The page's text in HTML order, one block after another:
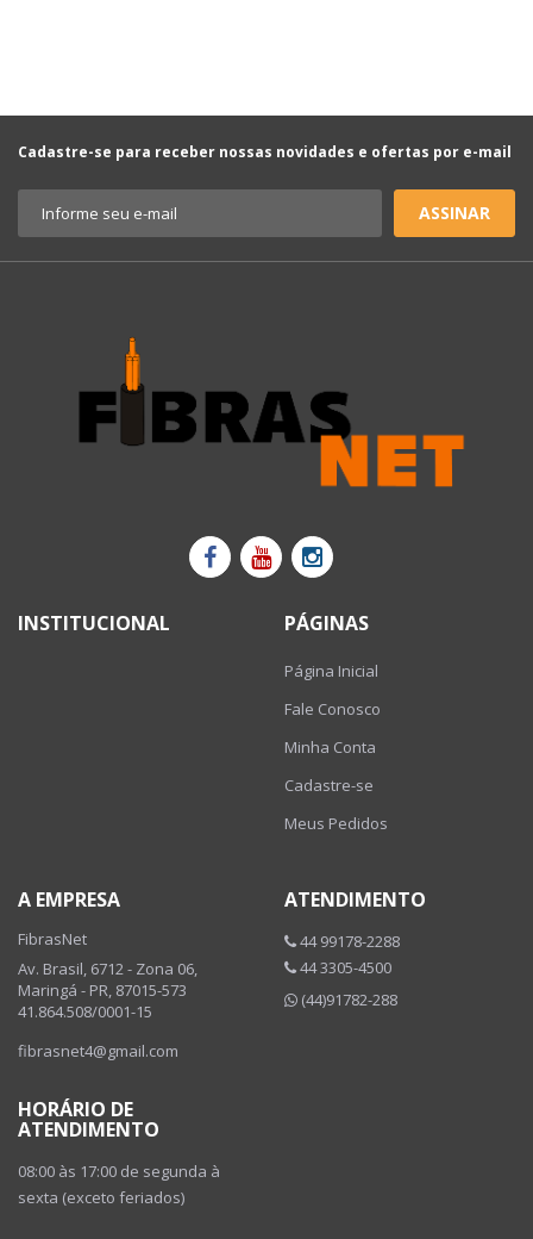
Cadastre-se para receber nossas novidades e ofertas por e-mail
ASSINAR
INSTITUCIONAL PÁGINAS
Página Inicial
Fale Conosco
Minha Conta
Cadastre-se
Meus Pedidos
A EMPRESA
FibrasNet
Av. Brasil, 6712 - Zona 06,
Maringá - PR, 87015-573
41.864.508/0001-15
fibrasnet4@gmail.com
HORÁRIO DE
ATENDIMENTO
08:00 às 17:00 de segunda à
sexta (exceto feriados)
ATENDIMENTO
44 99178-2288
44 3305-4500
(44)91782-288